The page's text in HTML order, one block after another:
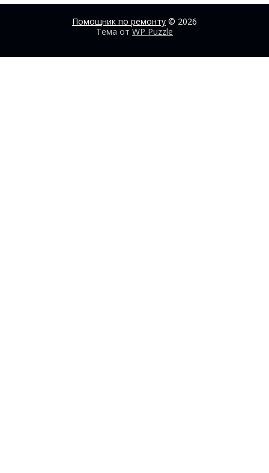
Помощник по ремонту © 2026
Тема от WP Puzzle